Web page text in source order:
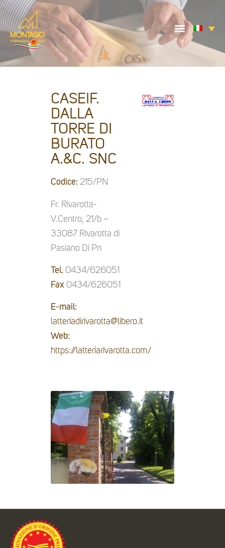
CASEIF.
DALLA
TORRE DI
BURATO
A.&C. SNC
Codice: 215/PN
Fr. Rivarotta-
V.Centro, 21/b –
33087 Rivarotta di
Pasiano Di Pn
Tel. 0434/626051
Fax0434/626051
E-mail:
latteriadirivarotta@libero.it
Web:
https://latteriarivarotta.com/